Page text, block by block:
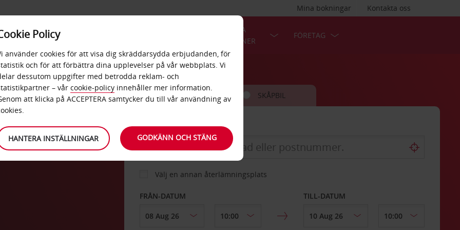
Kontakta oss
Mina bokningar
ERBJUDANDEN
POPULÄRA
DESTINATIONER
FÖRETAG
BIL SKÅPBIL
HÄMTA FRÅN
Välj en annan återlämningsplats
FRÅN-DATUM TILL-DATUM
Policy
använder cookies för att visa dig skräddarsydda erbjudanden, för
och för att förbättra dina upplevelser på vår webbplats. Vi
dessutom uppgifter med betrodda reklam- och
– vår cookie-policy innehåller mer information.
att klicka på ACCEPTERA samtycker du till vår användning av
HANTERA INSTÄLLNINGAR GODKÄNN OCH STÄNG